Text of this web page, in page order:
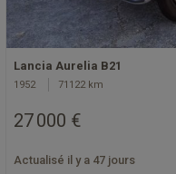
Lancia Aurelia B21
1952 71122 km
27 000 €
Actualisé il y a 47 jours